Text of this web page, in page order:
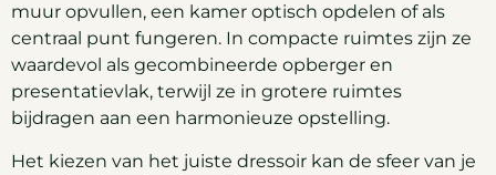
muur opvullen, een kamer optisch opdelen of als
centraal punt fungeren. In compacte ruimtes zijn ze
waardevol als gecombineerde opberger en
presentatievlak, terwijl ze in grotere ruimtes
bijdragen aan een harmonieuze opstelling.
Het kiezen van het juiste dressoir kan de sfeer van je